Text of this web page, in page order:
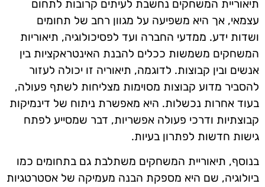
תיאוריית המשחקים נחשבת לעיתים קרובות לתחום
עצמאי, אך היא משפיעה על מגוון רחב של תחומים
ושדות ידע. ממדעי החברה ועד לפסיכולוגיה, תיאוריות
המשחקים משמשות ככלים להבנת האינטראקציות בין
אנשים ובין קבוצות. לדוגמה, תיאוריה זו יכולה לעזור
להסביר מדוע קבוצות מסוימות מצליחות לשתף פעולה,
בעוד אחרות נכשלות. היא מאפשרת ניתוח של דינמיקות
קבוצתיות ודרכי פעולה אפשריות, דבר שמסייע לפתח
גישות חדשות לפתרון בעיות.
בנוסף, תיאוריית המשחקים משתלבת גם בתחומים כמו
ביולוגיה, שם היא מספקת הבנה מעמיקה של אסטרטגיות